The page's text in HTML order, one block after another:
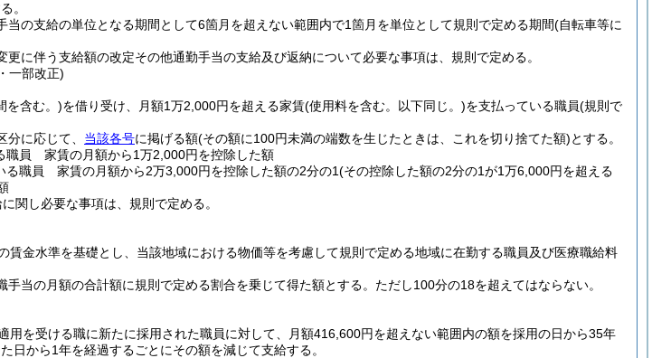
。
当の支給の単位となる期間として6箇月を超えない範囲内で1箇月を単位として規則で定める期間(自転車等に
に伴う支給額の改定その他通勤手当の支給及び返納について必要な事項は、規則で定める。
一部改正)
を含む。)を借り受け、月額1万2,000円を超える家賃(使用料を含む。以下同じ。)を支払っている職員(規則で
分に応じて、 当該各号に掲げる額(その額に100円未満の端数を生じたときは、これを切り捨てた額)とする。
職員 家賃の月額から1万2,000円を控除した額
る職員 家賃の月額から2万3,000円を控除した額の2分の1(その控除した額の2分の1が1万6,000円を超える
関し必要な事項は、規則で定める。
賃金水準を基礎とし、当該地域における物価等を考慮して規則で定める地域に在勤する職員及び医療職給料
当の月額の合計額に規則で定める割合を乗じて得た額とする。 ただし100分の18を超えてはならない。
用を受ける職に新たに採用された職員に対して、月額416,600円を超えない範囲内の額を採用の日から35年
日から1年を経過するごとにその額を減じて支給する。